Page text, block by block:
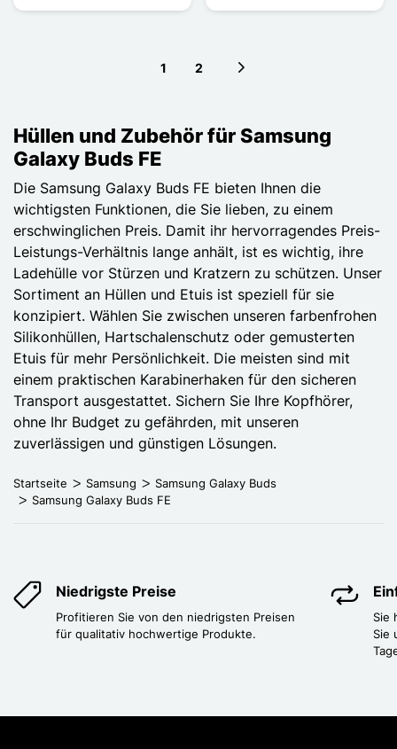
1 2
Hüllen und Zubehör für Samsung
Galaxy Buds FE
Die Samsung Galaxy Buds FE bieten Ihnen die
wichtigsten Funktionen, die Sie lieben, zu einem
erschwinglichen Preis. Damit ihr hervorragendes Preis-
Leistungs-Verhältnis lange anhält, ist es wichtig, ihre
Ladehülle vor Stürzen und Kratzern zu schützen. Unser
Sortiment an Hüllen und Etuis ist speziell für sie
konzipiert. Wählen Sie zwischen unseren farbenfrohen
Silikonhüllen, Hartschalenschutz oder gemusterten
Etuis für mehr Persönlichkeit. Die meisten sind mit
einem praktischen Karabinerhaken für den sicheren
Transport ausgestattet. Sichern Sie Ihre Kopfhörer,
ohne Ihr Budget zu gefährden, mit unseren
zuverlässigen und günstigen Lösungen.
Startseite Samsung
Samsung Galaxy Buds
Samsung Galaxy Buds FE
Niedrigste Preise
Profitieren Sie von den niedrigsten Preisen
für qualitativ hochwertige Produkte.
Sie
Sie